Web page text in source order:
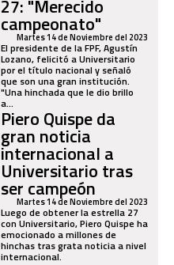
27: "Merecido
campeonato"
Martes 14 de Noviembre del 2023
El presidente de la FPF, Agustín
Lozano, felicitó a Universitario
por el título nacional y señaló
que son una gran institución.
"Una hinchada que le dio brillo
a...
Piero Quispe da
gran noticia
internacional a
Universitario tras
ser campeón
Martes 14 de Noviembre del 2023
Luego de obtener la estrella 27
con Universitario, Piero Quispe ha
emocionado a millones de
hinchas tras grata noticia a nivel
internacional.